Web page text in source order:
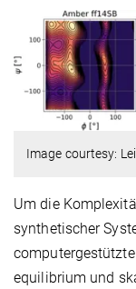
Image courtesy:
Um die
synthetischer
equilibrium und